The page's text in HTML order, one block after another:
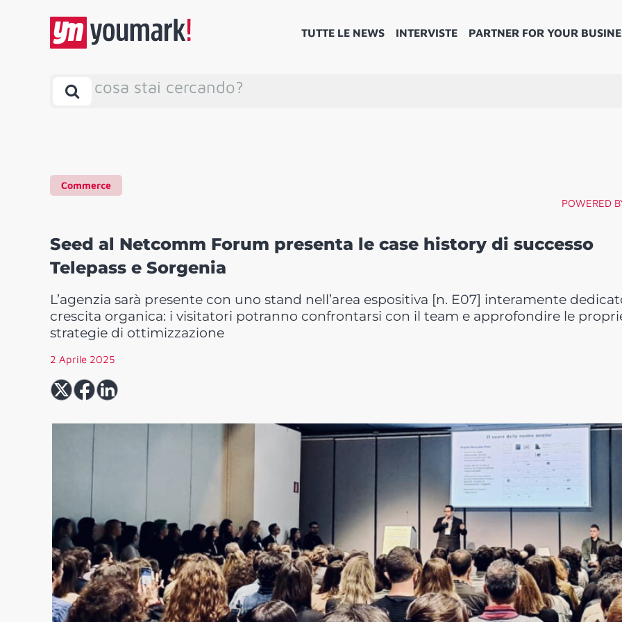
TUTTE LE NEWS INTERVISTE PARTNER FOR YOUR
cosa stai cercando?
Commerce
POWERED
Seed al Netcomm Forum presenta le case history di successo
Telepass e Sorgenia
L’agenzia sarà presente con uno stand nell’area espositiva [n. E07] interamente
crescita organica: i visitatori potranno confrontarsi con il team e approfondire le
strategie di ottimizzazione
2 Aprile 2025